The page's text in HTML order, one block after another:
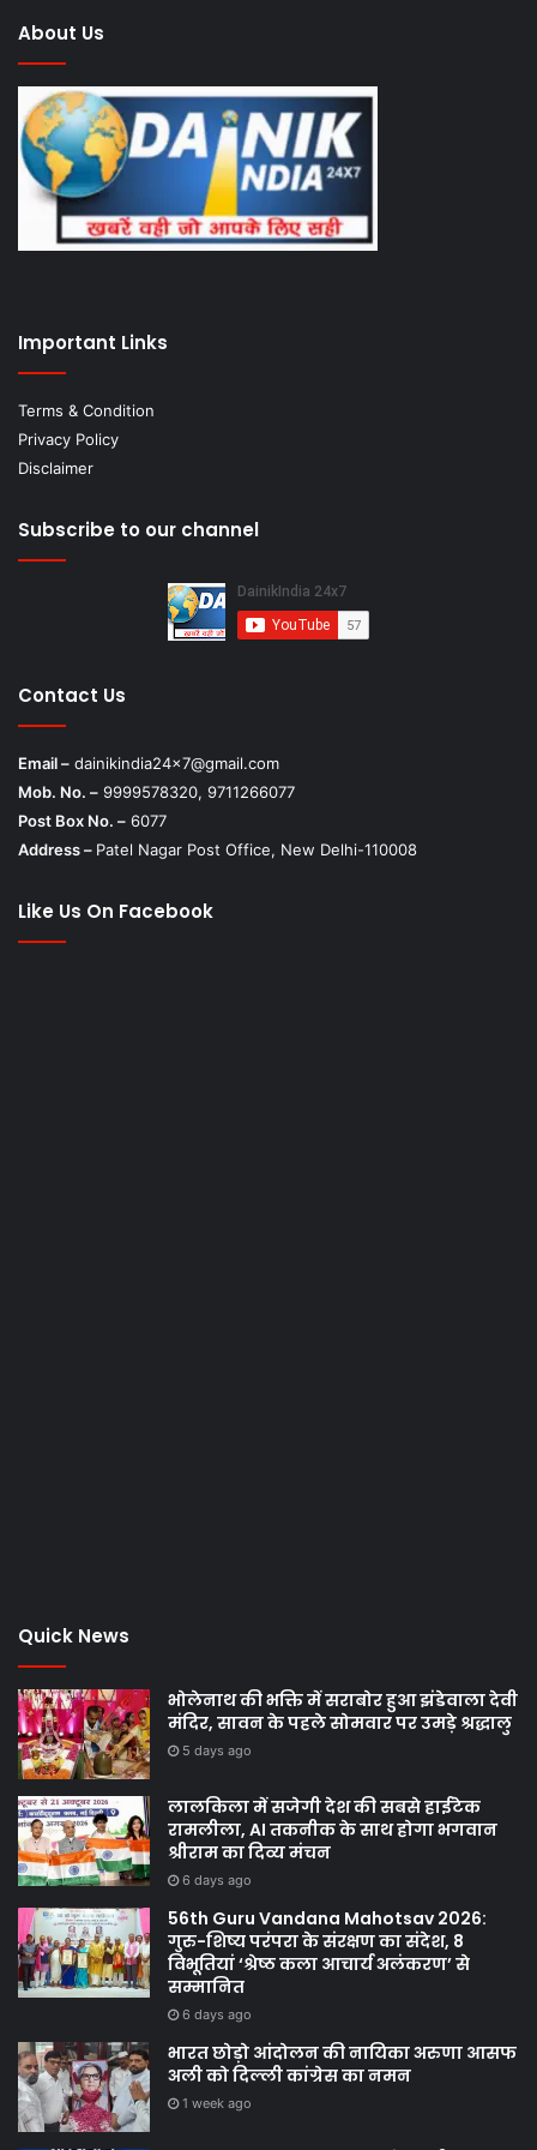
About Us
Important Links
Terms & Condition
Privacy Policy
Disclaimer
Subscribe to our channel
Contact Us
Email – dainikindia24x7@gmail.com
Mob. No. – 9999578320, 9711266077
Post Box No. – 6077
Address – Patel Nagar Post Office, New Delhi-110008
Like Us On Facebook
Quick News
भोलेनाथ की भक्ति में सराबोर हुआ झंडेवाला देवी
मंदिर, सावन के पहले सोमवार पर उमड़े श्रद्धालु
5 days ago
लालकिला में सजेगी देश की सबसे हाईटेक
रामलीला, AI तकनीक के साथ होगा भगवान
श्रीराम का दिव्य मंचन
6 days ago
56th Guru Vandana Mahotsav 2026:
गुरु-शिष्य परंपरा के संरक्षण का संदेश, 8
विभूतियां ‘श्रेष्ठ कला आचार्य अलंकरण’ से
सम्मानित
6 days ago
भारत छोड़ो आंदोलन की नायिका अरुणा आसफ
अली को दिल्ली कांग्रेस का नमन
1 week ago